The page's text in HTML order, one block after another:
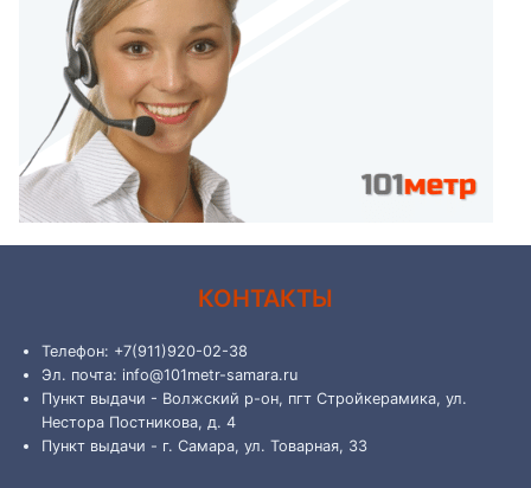
КОНТАКТЫ
Телефон: +7(911)920-02-38
Эл. почта: info@101metr-samara.ru
Пункт выдачи - Волжский р-он, пгт Стройкерамика, ул.
Нестора Постникова, д. 4
Пункт выдачи - г. Самара, ул. Товарная, 33